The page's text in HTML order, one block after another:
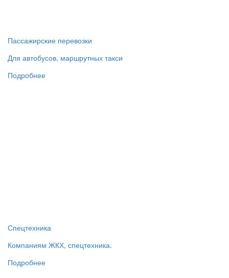
Пассажирские перевозки
Для автобусов, маршрутных такси
Подробнее
Спецтехника
Компаниям ЖКХ, спецтехника.
Подробнее